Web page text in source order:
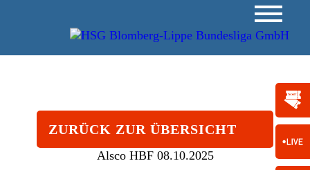
ZURÜCK ZUR ÜBERSICHT
Alsco HBF 08.10.2025